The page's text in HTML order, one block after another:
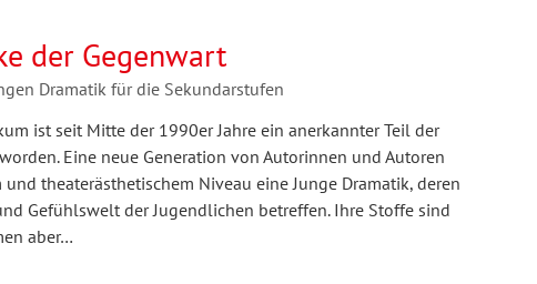
der Gegenwart
Dramatik für die Sekundarstufen
ist seit Mitte der 1990er Jahre ein anerkannter Teil der
Eine neue Generation von Autorinnen und Autoren
theaterästhetischem Niveau eine Junge Dramatik, deren
Gefühlswelt der Jugendlichen betreffen. Ihre Stoffe sind
aber…